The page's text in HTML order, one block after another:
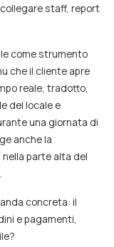
staff, report
come strumento
che il cliente apre
reale, tradotto,
del locale e
una giornata di
anche la
parte alta del
concreta: il
e pagamenti,